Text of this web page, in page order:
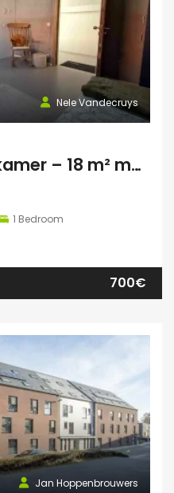
Nele Vandecruys
Nieuwe studentenkamer – 18 m² met privé autoparking – op 5 min fietsafstand van Campus Gasthuisberg
1 Bedroom
700€
Jan Hoppenbrouwers